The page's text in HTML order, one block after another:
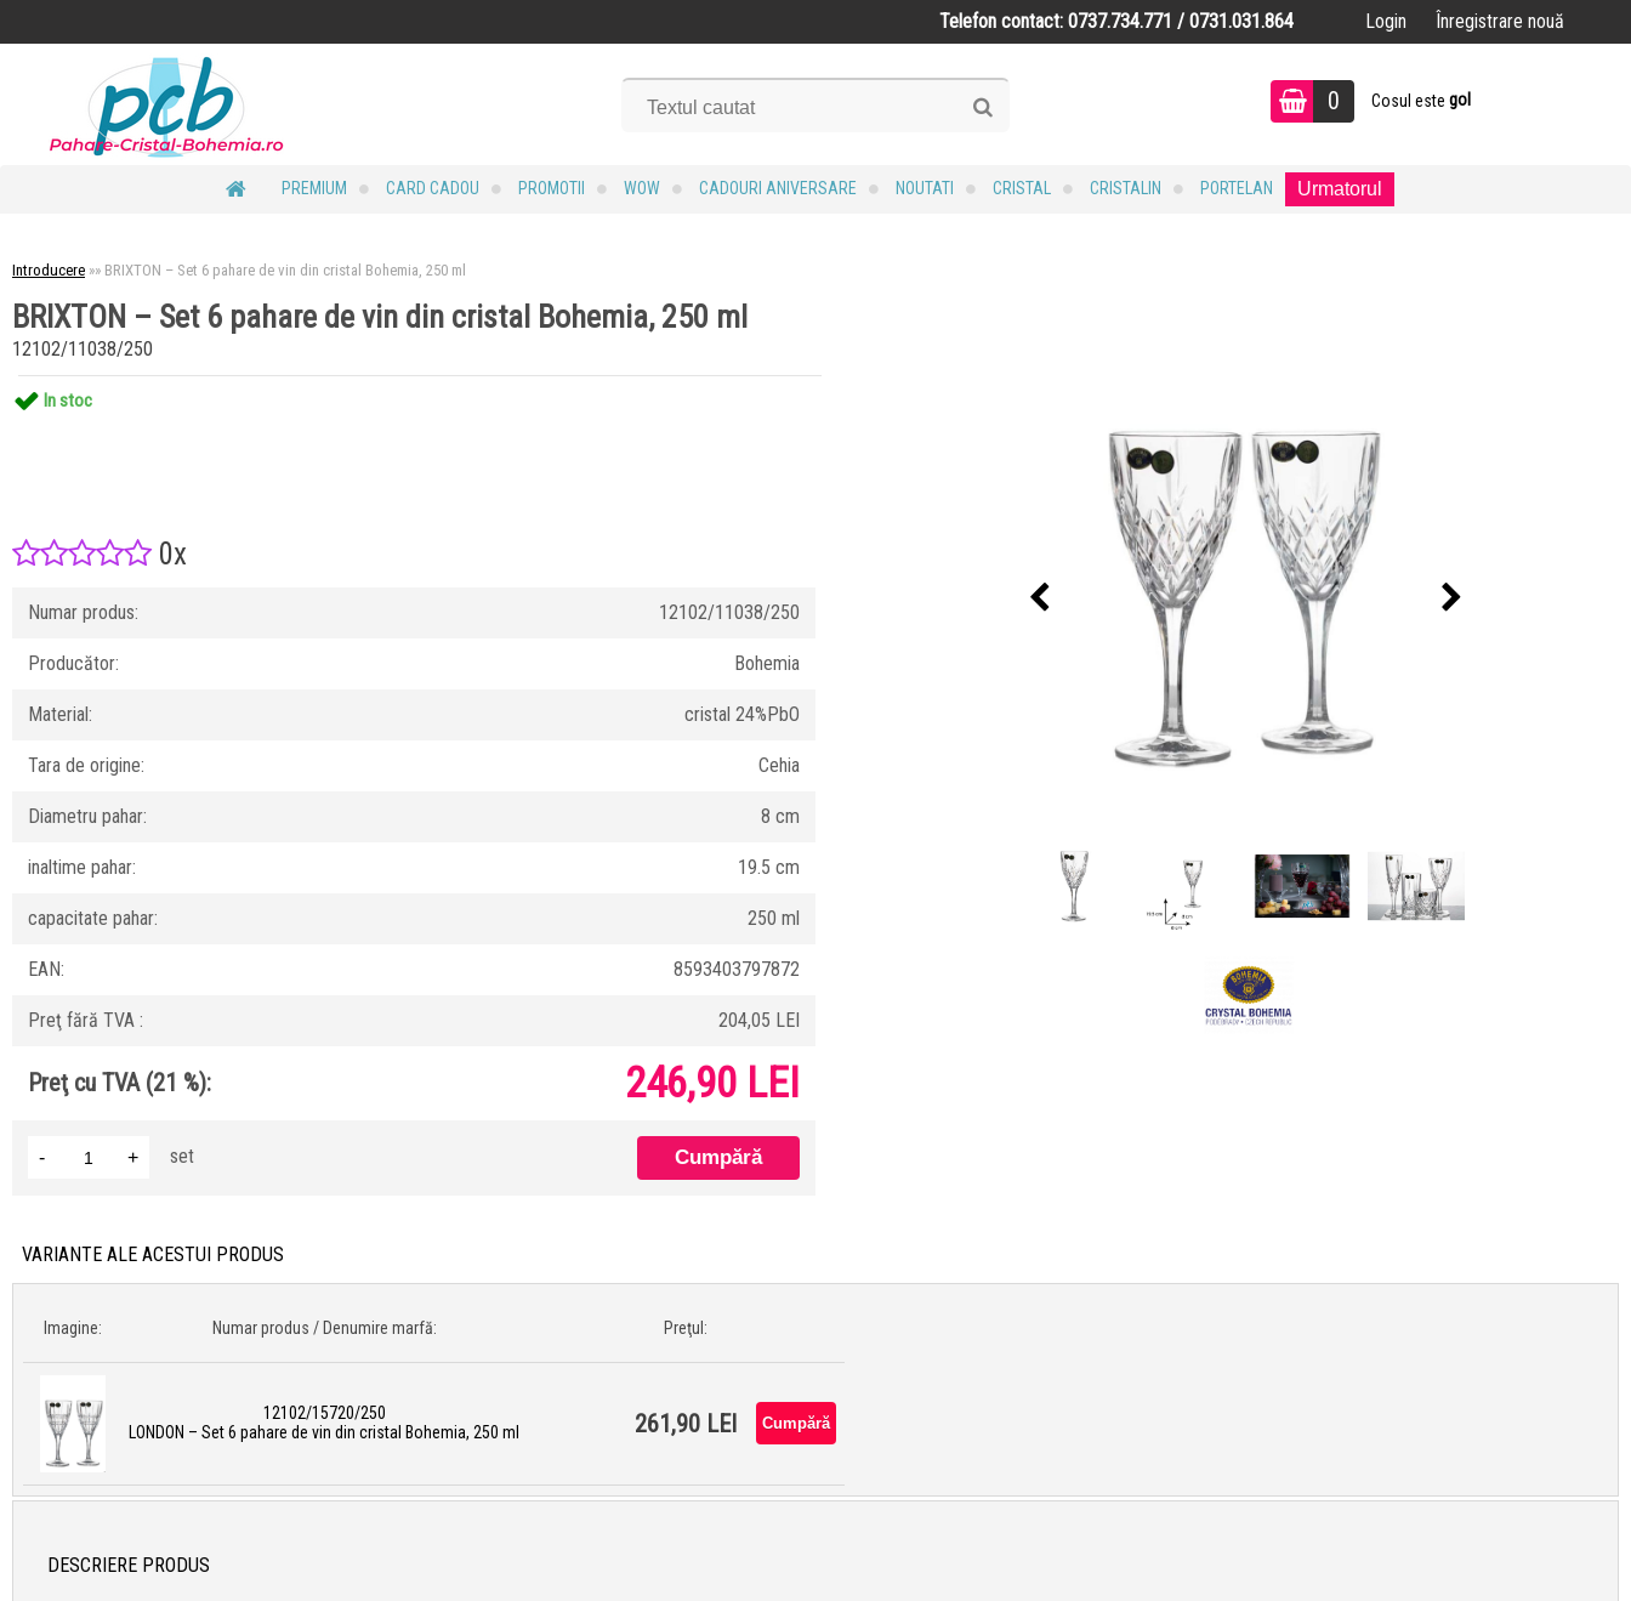
Telefon contact: 0737.734.771 / 0731.031.864 Login Înregistrare nouă
0 Cosul este gol
PREMIUM CARD CADOU PROMOTII WOW CADOURI ANIVERSARE NOUTATI CRISTAL CRISTALIN PORTELAN Urmatorul
Introducere »» BRIXTON – Set 6 pahare de vin din cristal Bohemia, 250 ml
BRIXTON – Set 6 pahare de vin din cristal Bohemia, 250 ml
12102/11038/250
In stoc
0x
Numar produs: 12102/11038/250
Producător: Bohemia
Material: cristal 24%PbO
Tara de origine: Cehia
Diametru pahar: 8 cm
inaltime pahar: 19.5 cm
capacitate pahar: 250 ml
EAN: 8593403797872
Preţ fără TVA : 204,05 LEI
Preţ cu TVA (21 %): 246,90 LEI
- + set
VARIANTE ALE ACESTUI PRODUS
Imagine: Numar produs / Denumire marfă: Preţul:
12102/15720/250
LONDON – Set 6 pahare de vin din cristal Bohemia, 250 ml
261,90 LEI
DESCRIERE PRODUS